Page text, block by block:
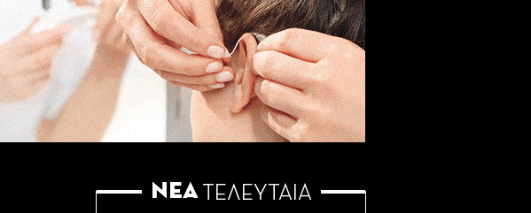
ΝΕΑ ΤΕΛΕΥΤΑΙΑ